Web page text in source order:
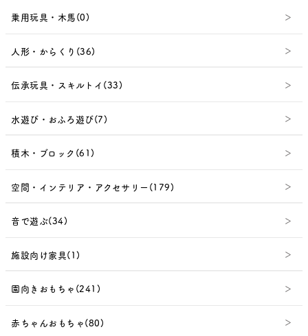
乗用玩具・木馬(0)
人形・からくり(36)
伝承玩具・スキルトイ(33)
水遊び・おふろ遊び(7)
積木・ブロック(61)
空間・インテリア・アクセサリー(179)
音で遊ぶ(34)
施設向け家具(1)
園向きおもちゃ(241)
赤ちゃんおもちゃ(80)